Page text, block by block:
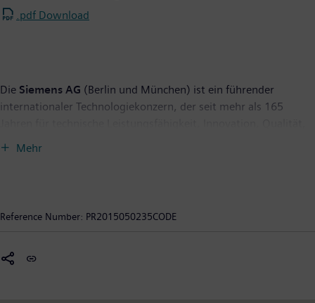
.pdf Download
Die Siemens AG (Berlin und München) ist ein führender
internationaler Technologiekonzern, der seit mehr als 165
Technologien. Das Unternehmen ist Nummer eins im Offshore-
Dampfturbinen für die Energieerzeugung sowie von
Mehr
Reference Number: PR2015050235CODE